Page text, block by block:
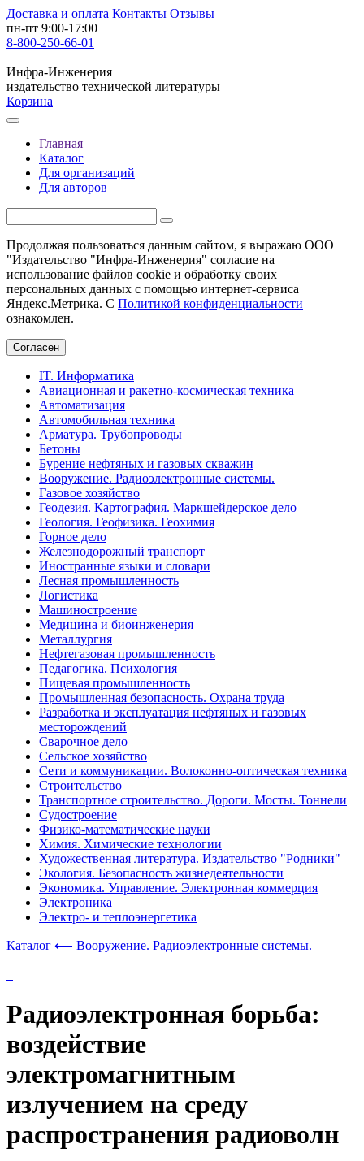
Доставка и оплата Контакты Отзывы
пн-пт 9:00-17:00
8-800-250-66-01
Инфра-Инженерия
издательство технической литературы
Корзина
Главная
Каталог
Для организаций
Для авторов
Продолжая пользоваться данным сайтом, я выражаю ООО
"Издательство "Инфра-Инженерия" согласие на
использование файлов cookie и обработку своих
персональных данных с помощью интернет-сервиса
Яндекс.Метрика. С Политикой конфиденциальности
ознакомлен.
Согласен
IT. Информатика
Авиационная и ракетно-космическая техника
Автоматизация
Автомобильная техника
Арматура. Трубопроводы
Бетоны
Бурение нефтяных и газовых скважин
Вооружение. Радиоэлектронные системы.
Газовое хозяйство
Геодезия. Картография. Маркшейдерское дело
Геология. Геофизика. Геохимия
Горное дело
Железнодорожный транспорт
Иностранные языки и словари
Лесная промышленность
Логистика
Машиностроение
Медицина и биоинженерия
Металлургия
Нефтегазовая промышленность
Педагогика. Психология
Пищевая промышленность
Промышленная безопасность. Охрана труда
Разработка и эксплуатация нефтяных и газовых
месторождений
Сварочное дело
Сельское хозяйство
Сети и коммуникации. Волоконно-оптическая техника
Строительство
Транспортное строительство. Дороги. Мосты. Тоннели
Судостроение
Физико-математические науки
Химия. Химические технологии
Художественная литература. Издательство "Родники"
Экология. Безопасность жизнедеятельности
Экономика. Управление. Электронная коммерция
Электроника
Электро- и теплоэнергетика
Каталог ⟵ Вооружение. Радиоэлектронные системы.
Радиоэлектронная борьба:
воздействие
электромагнитным
излучением на среду
распространения радиоволн